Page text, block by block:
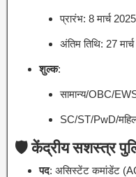
प्रारंभ: 8 मार्च 2025
अंतिम तिथि: 27
शुल्क:
सामान्य/OBC/
SC/ST/PwD/
🛡️ केंद्रीय सशस्त्र
पद: असिस्टेंट कमांडेंट